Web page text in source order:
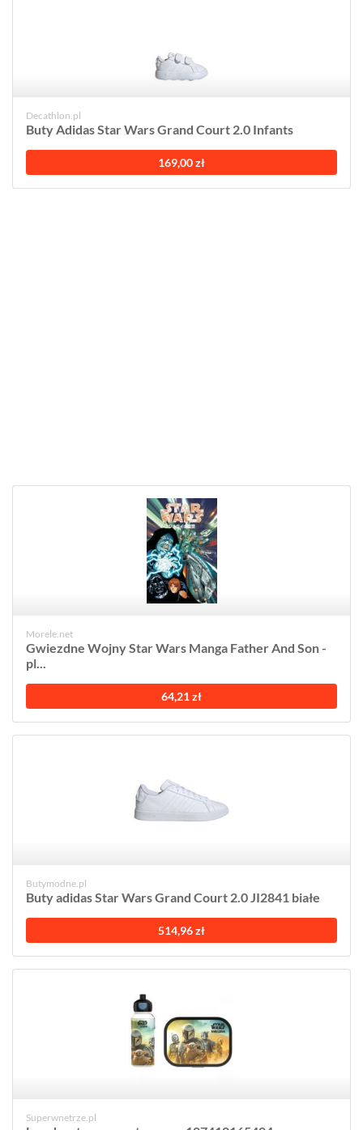
Decathlon.pl
Buty Adidas Star Wars Grand Court 2.0 Infants
169,00 zł
Morele.net
Gwiezdne Wojny Star Wars Manga Father And Son -
pl...
64,21 zł
Butymodne.pl
Buty adidas Star Wars Grand Court 2.0 JI2841 białe
514,96 zł
Superwnetrze.pl